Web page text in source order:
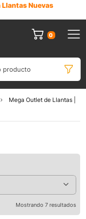
Nuevas
0
producto
Mega Outlet de Llantas |
Mostrando 7 resultados